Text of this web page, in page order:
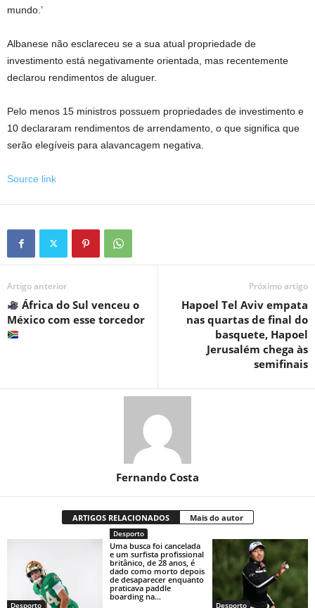
mundo.’
Albanese não esclareceu se a sua atual propriedade de
investimento está negativamente orientada, mas recentemente
declarou rendimentos de aluguer.
Pelo menos 15 ministros possuem propriedades de investimento e
10 declararam rendimentos de arrendamento, o que significa que
serão elegíveis para alavancagem negativa.
Source link
Artigo anterior
África do Sul venceu o
México com esse torcedor
Próximo artigo
Hapoel Tel Aviv empata
nas quartas de final do
basquete, Hapoel
Jerusalém chega às
semifinais
Fernando Costa
ARTIGOS RELACIONADOS Mais do autor
Desporto
Desporto
Uma busca foi cancelada
e um surfista profissional
britânico, de 28 anos, é
dado como morto depois
de desaparecer enquanto
praticava paddle
boarding na...
Desporto